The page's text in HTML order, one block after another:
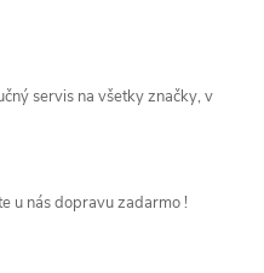
servis na všetky značky, v
u nás dopravu zadarmo !